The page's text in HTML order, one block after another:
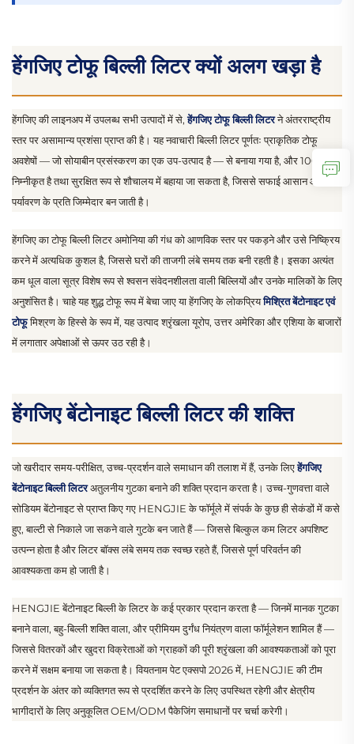
हेंगजिए टोफू बिल्ली लिटर क्यों अलग खड़ा है
हेंगजिए की लाइनअप में उपलब्ध सभी उत्पादों में से,हेंगजिए टोफू बिल्ली लिटरने अंतरराष्ट्रीय
स्तर पर असामान्य प्रशंसा प्राप्त की है। यह नवाचारी बिल्ली लिटर पूर्णतः प्राकृतिक टोफू
अवशेषों — जो सोयाबीन प्रसंस्करण का एक उप-उत्पाद है — से बनाया गया है, और 100% जैव
निम्नीकृत है तथा सुरक्षित रूप से शौचालय में बहाया जा सकता है, जिससे सफाई आसान और
पर्यावरण के प्रति जिम्मेदार बन जाती है।
हेंगजिए का टोफू बिल्ली लिटर अमोनिया की गंध को आणविक स्तर पर पकड़ने और उसे निष्क्रिय
करने में अत्यधिक कुशल है, जिससे घरों की ताजगी लंबे समय तक बनी रहती है। इसका अत्यंत
कम धूल वाला सूत्र विशेष रूप से श्वसन संवेदनशीलता वाली बिल्लियों और उनके मालिकों के लिए
अनुशंसित है। चाहे यह शुद्ध टोफू रूप में बेचा जाए या हेंगजिए के लोकप्रियमिश्रित बेंटोनाइट एवं
टोफूमिश्रण के हिस्से के रूप में, यह उत्पाद श्रृंखला यूरोप, उत्तर अमेरिका और एशिया के बाजारों
में लगातार अपेक्षाओं से ऊपर उठ रही है।
हेंगजिए बेंटोनाइट बिल्ली लिटर की शक्ति
जो खरीदार समय-परीक्षित, उच्च-प्रदर्शन वाले समाधान की तलाश में हैं, उनके लिएहेंगजिए
बेंटोनाइट बिल्ली लिटरअतुलनीय गुटका बनाने की शक्ति प्रदान करता है। उच्च-गुणवत्ता वाले
सोडियम बेंटोनाइट से प्राप्त किए गए HENGJIE के फॉर्मूले में संपर्क के कुछ ही सेकंडों में कसे
हुए, बाल्टी से निकाले जा सकने वाले गुटके बन जाते हैं — जिससे बिल्कुल कम लिटर अपशिष्ट
उत्पन्न होता है और लिटर बॉक्स लंबे समय तक स्वच्छ रहते हैं, जिससे पूर्ण परिवर्तन की
आवश्यकता कम हो जाती है।
HENGJIE बेंटोनाइट बिल्ली के लिटर के कई प्रकार प्रदान करता है — जिनमें मानक गुटका
बनाने वाला, बहु-बिल्ली शक्ति वाला, और प्रीमियम दुर्गंध नियंत्रण वाला फॉर्मूलेशन शामिल हैं —
जिससे वितरकों और खुदरा विक्रेताओं को ग्राहकों की पूरी श्रृंखला की आवश्यकताओं को पूरा
करने में सक्षम बनाया जा सकता है। वियतनाम पेट एक्सपो 2026 में, HENGJIE की टीम
प्रदर्शन के अंतर को व्यक्तिगत रूप से प्रदर्शित करने के लिए उपस्थित रहेगी और क्षेत्रीय
भागीदारों के लिए अनुकूलित OEM/ODM पैकेजिंग समाधानों पर चर्चा करेगी।